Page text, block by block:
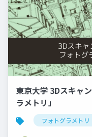
東京大学 3Dスキャ
ラメトリ」
フォトグラメトリ